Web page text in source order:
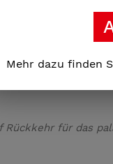
für das
Mehr dazu finden